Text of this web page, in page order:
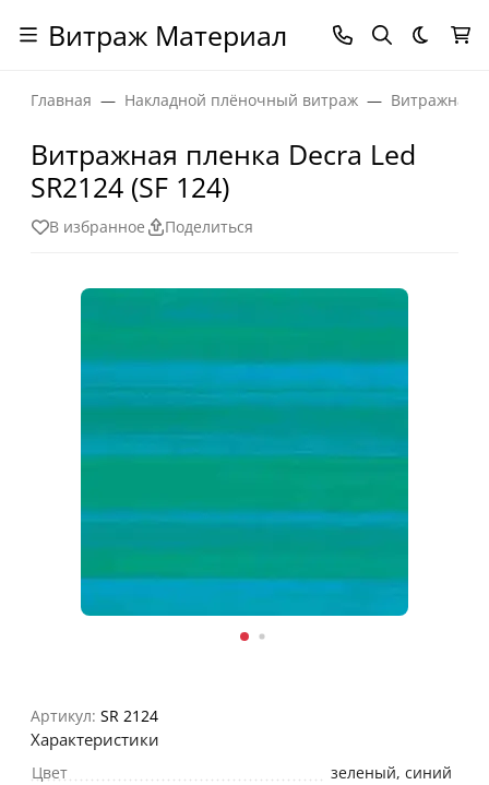
Витраж Материал Темная
Главная Накладной плёночный витраж Витражная
Витражная пленка Decra Led
SR2124 (SF 124)
В избранное Поделиться
Артикул: SR 2124
Характеристики
Цвет зеленый, синий